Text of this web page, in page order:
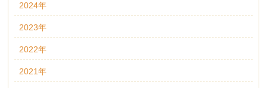
2024年
2023年
2022年
2021年